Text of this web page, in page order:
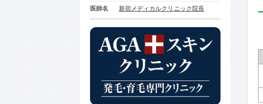
医師名 新宿メディカルクリニック院長